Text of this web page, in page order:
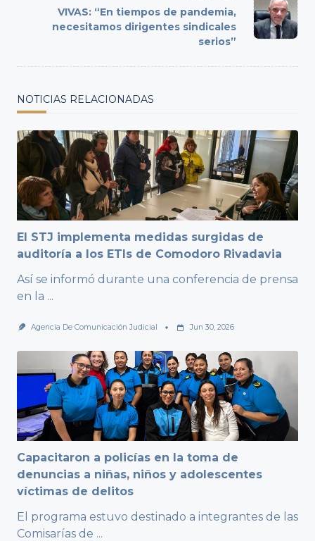
reader-
text">Page</span>
VIVAS: “En tiempos de pandemia,
necesitamos dirigentes sindicales
serios”
NOTICIAS RELACIONADAS
El STJ implementa medidas surgidas de
auditoría a los ETIs de Comodoro Rivadavia
Así se informó durante una conferencia de prensa
en la ...
Agencia De Comunicación Judicial Jun 30, 2026
Capacitaron a policías en la toma de
denuncias a niñas, niños y adolescentes
víctimas de delitos
El programa estuvo destinado a integrantes de las
Comisarías de ...